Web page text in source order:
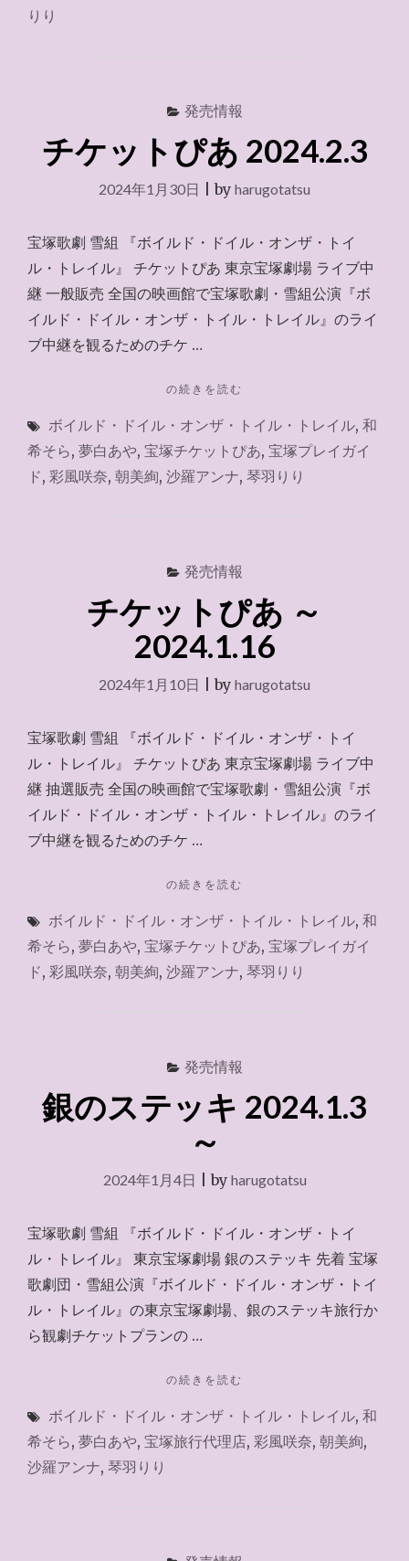
ド
ル・
ン
ト
ル・
ト
レ
ル』
りり
発売情報
チケットぴあ 2024.2.3
2024年1月30日 |by harugotatsu
宝塚歌劇 雪組 『ボイルド・ドイル・オンザ・トイ
ル・トレイル』 チケットぴあ 東京宝塚劇場 ライブ中
継 一般販売 全国の映画館で宝塚歌劇・雪組公演『ボ
イルド・ドイル・オンザ・トイル・トレイル』のライ
ブ中継を観るためのチケ …
"チ
ッ
ト
あ
の続きを読む
ボイルド・ドイル・オンザ・トイル・トレイル, 和
希そら, 夢白あや, 宝塚チケットぴあ, 宝塚プレイガイ
ド, 彩風咲奈, 朝美絢, 沙羅アンナ, 琴羽りり
発売情報
チケットぴあ ～
2024.1.16
2024年1月10日 |by harugotatsu
宝塚歌劇 雪組 『ボイルド・ドイル・オンザ・トイ
ル・トレイル』 チケットぴあ 東京宝塚劇場 ライブ中
継 抽選販売 全国の映画館で宝塚歌劇・雪組公演『ボ
イルド・ドイル・オンザ・トイル・トレイル』のライ
ブ中継を観るためのチケ …
"チ
ッ
ト
あ
の続きを読む
ボイルド・ドイル・オンザ・トイル・トレイル, 和
希そら, 夢白あや, 宝塚チケットぴあ, 宝塚プレイガイ
ド, 彩風咲奈, 朝美絢, 沙羅アンナ, 琴羽りり
発売情報
銀のステッキ 2024.1.3
～
2024年1月4日 |by harugotatsu
宝塚歌劇 雪組 『ボイルド・ドイル・オンザ・トイ
ル・トレイル』 東京宝塚劇場 銀のステッキ 先着 宝塚
歌劇団・雪組公演『ボイルド・ドイル・オンザ・トイ
ル・トレイル』の東京宝塚劇場、銀のステッキ旅行か
ら観劇チケットプランの …
"銀
ス
テ
の続きを読む
ボイルド・ドイル・オンザ・トイル・トレイル, 和
希そら, 夢白あや, 宝塚旅行代理店, 彩風咲奈, 朝美絢,
沙羅アンナ, 琴羽りり